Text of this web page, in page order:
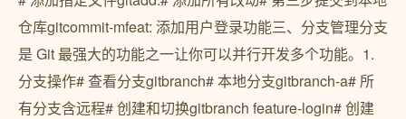
仓库gitcommit-mfeat: 添加用户登录功能三、分支管理分支
是 Git 最强大的功能之一让你可以并行开发多个功能。1.
分支操作# 查看分支gitbranch# 本地分支gitbranch-a# 所
有分支含远程# 创建和切换gitbranch feature-login# 创建